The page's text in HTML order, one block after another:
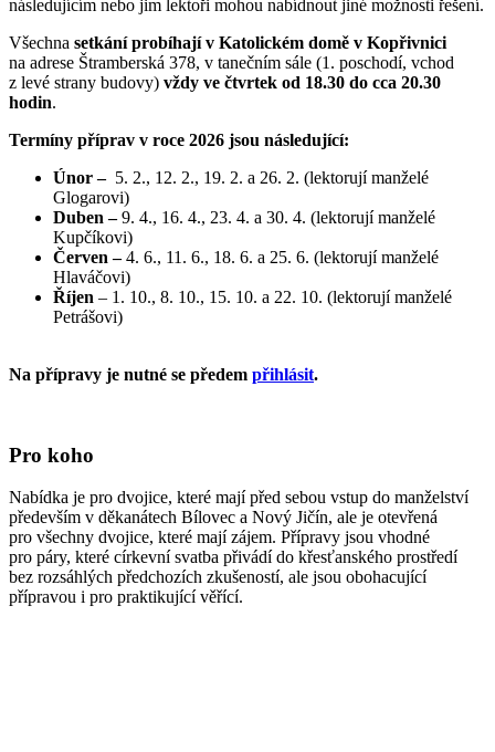
následujícím nebo jim lektoři mohou nabídnout jiné možnosti řešení.
Všechna setkání probíhají v Katolickém domě v Kopřivnici
na adrese Štramberská 378, v tanečním sále (1. poschodí, vchod
z levé strany budovy) vždy ve čtvrtek od 18.30 do cca 20.30
hodin.
Termíny příprav v roce 2026 jsou následující:
Únor –5. 2., 12. 2., 19. 2. a 26. 2. (lektorují manželé
Glogarovi)
Duben –9. 4., 16. 4., 23. 4. a 30. 4. (lektorují manželé
Kupčíkovi)
Červen –4. 6., 11. 6., 18. 6. a 25. 6. (lektorují manželé
Hlaváčovi)
Říjen – 1. 10., 8. 10., 15. 10. a 22. 10. (lektorují manželé
Petrášovi)
Na přípravy je nutné se předem přihlásit.
Pro koho
Nabídka je pro dvojice, které mají před sebou vstup do manželství
především v děkanátech Bílovec a Nový Jičín, ale je otevřená
pro všechny dvojice, které mají zájem. Přípravy jsou vhodné
pro páry, které církevní svatba přivádí do křesťanského prostředí
bez rozsáhlých předchozích zkušeností, ale jsou obohacující
přípravou i pro praktikující věřící.